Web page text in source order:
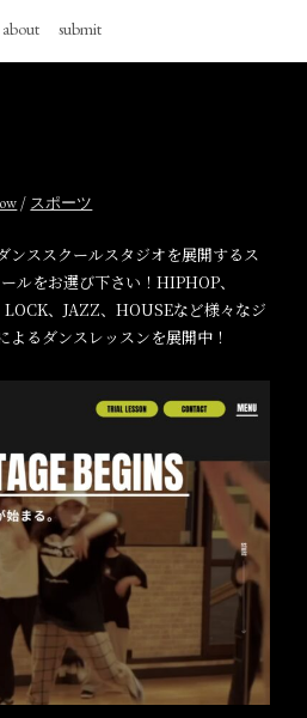
about submit
/ スポーツ
ンススクールスタジオを展開するス
ルをお選び下さい！HIPHOP、
、JAZZ、HOUSEなど様々なジ
よるダンスレッスンを展開中！